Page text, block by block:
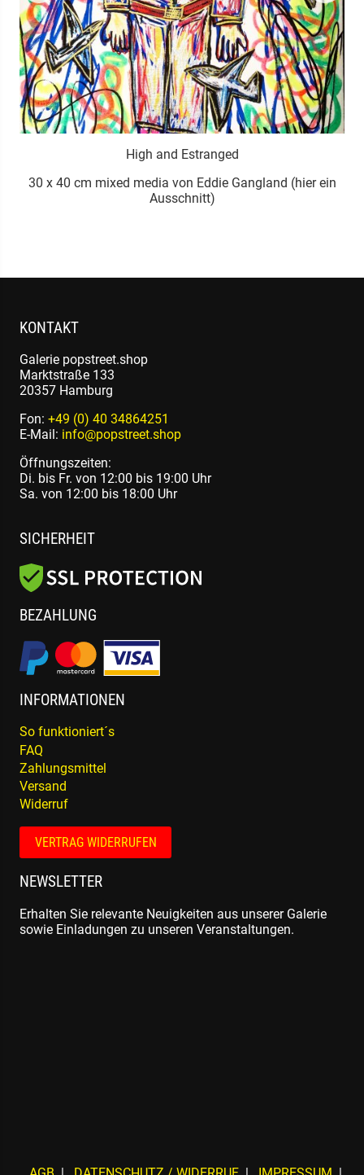
High and Estranged
30 x 40 cm mixed media von Eddie Gangland (hier ein
Ausschnitt)
KONTAKT
Galerie popstreet.shop
Marktstraße 133
20357 Hamburg
Fon: +49 (0) 40 34864251
E-Mail: info@popstreet.shop
Öffnungszeiten:
Di. bis Fr. von 12:00 bis 19:00 Uhr
Sa. von 12:00 bis 18:00 Uhr
SICHERHEIT
BEZAHLUNG
INFORMATIONEN
So funktioniert´s
FAQ
Zahlungsmittel
Versand
Widerruf
VERTRAG WIDERRUFEN
NEWSLETTER
Erhalten Sie relevante Neuigkeiten aus unserer Galerie
sowie Einladungen zu unseren Veranstaltungen.